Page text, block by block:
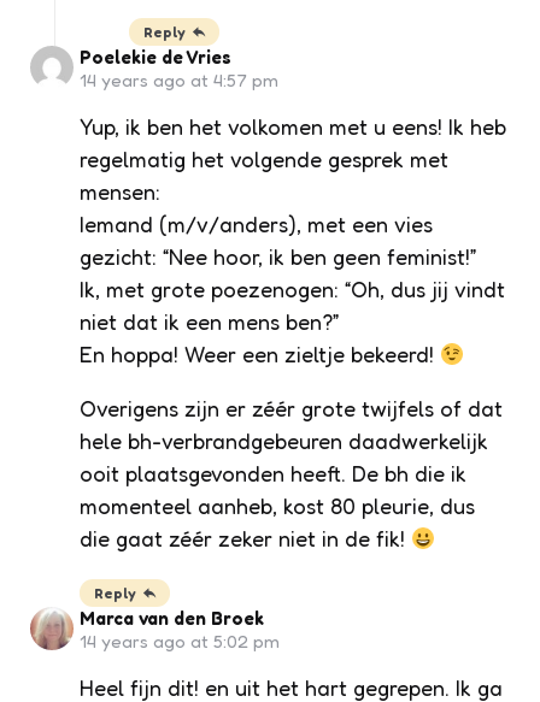
Reply
Poelekie de Vries
14 years ago at 4:57 pm
Yup, ik ben het volkomen met u eens! Ik heb
regelmatig het volgende gesprek met
mensen:
Iemand (m/v/anders), met een vies
gezicht: “Nee hoor, ik ben geen feminist!”
Ik, met grote poezenogen: “Oh, dus jij vindt
niet dat ik een mens ben?”
En hoppa! Weer een zieltje bekeerd!
Overigens zijn er zéér grote twijfels of dat
hele bh-verbrandgebeuren daadwerkelijk
ooit plaatsgevonden heeft. De bh die ik
momenteel aanheb, kost 80 pleurie, dus
die gaat zéér zeker niet in de fik!
Reply
Marca van den Broek
14 years ago at 5:02 pm
Heel fijn dit! en uit het hart gegrepen. Ik ga